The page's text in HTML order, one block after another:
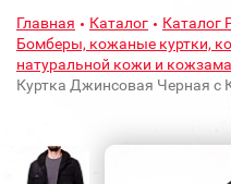
Главная Каталог
Каталог
Бомберы, кожаные куртки,
натуральной кожи и
Куртка Джинсовая Черная